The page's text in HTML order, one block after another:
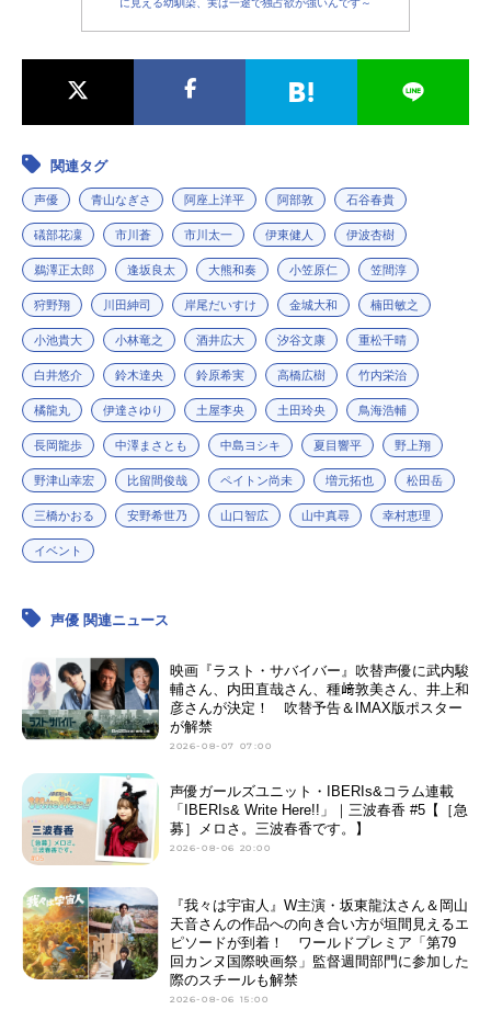
関連タグ
声優 青山なぎさ 阿座上洋平 阿部敦 石谷春貴
礒部花凜 市川蒼 市川太一 伊東健人 伊波杏樹
鵜澤正太郎 逢坂良太 大熊和奏 小笠原仁 笠間淳
狩野翔 川田紳司 岸尾だいすけ 金城大和 楠田敏之
小池貴大 小林竜之 酒井広大 汐谷文康 重松千晴
白井悠介 鈴木達央 鈴原希実 高橋広樹 竹内栄治
橘龍丸 伊達さゆり 土屋李央 土田玲央 鳥海浩輔
長岡龍歩 中澤まさとも 中島ヨシキ 夏目響平 野上翔
野津山幸宏 比留間俊哉 ペイトン尚未 増元拓也 松田岳
三橋かおる 安野希世乃 山口智広 山中真尋 幸村恵理
イベント
声優 関連ニュース
映画『ラスト・サバイバー』吹替声優に武内駿
輔さん、内田直哉さん、種﨑敦美さん、井上和
彦さんが決定！ 吹替予告＆IMAX版ポスター
が解禁
2026-08-07 07:00
声優ガールズユニット・IBERIs&コラム連載
「IBERIs& Write Here!!」｜三波春香 #5【［急
募］メロさ。三波春香です。】
2026-08-06 20:00
『我々は宇宙人』W主演・坂東龍汰さん＆岡山
天音さんの作品への向き合い方が垣間見えるエ
ピソードが到着！ ワールドプレミア「第79
回カンヌ国際映画祭」監督週間部門に参加した
際のスチールも解禁
2026-08-06 15:00